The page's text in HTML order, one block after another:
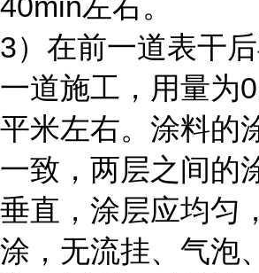
3）在前一道表干
一道施工，用量为
平米左右。涂料的
一致，两层之间的
垂直，涂层应均匀
涂，无流挂、气泡